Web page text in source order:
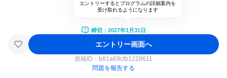
エントリーするとプログラムの詳細案内を
受け取れるようになります
締切：2027年1月31日
エントリー画面へ
原稿ID： b81a69cfb1228611
問題を報告する